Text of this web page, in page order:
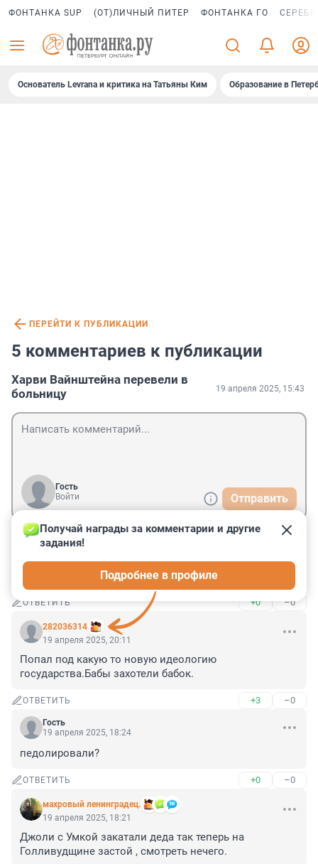
ФОНТАНКА SUP (ОТ)ЛИЧНЫЙ ПИТЕР ФОНТАНКА ГО
Основатель Levrana и критика на Татьяны Ким Образование в
ПЕРЕЙТИ К ПУБЛИКАЦИИ
5 комментариев к публикации
Харви Вайнштейна перевели в
больницу
19 апреля 2025, 15:43
Гость
Войти
Отправить
Гость
Стояк пропал окончательно .
ОТВЕТИТЬ +0 –0
282036314
Получай награды за комментарии и другие
задания!
Подробнее в профиле
19 апреля 2025, 20:11
Попал под какую то новую идеологию
государства.Бабы захотели бабок.
ОТВЕТИТЬ +3 –0
Гость
19 апреля 2025, 18:24
педолировали?
ОТВЕТИТЬ +0 –0
махровый ленинградец.
19 апреля 2025, 18:21
Джоли с Умкой закатали деда так теперь на
Голливудщине застой , смотреть нечего.